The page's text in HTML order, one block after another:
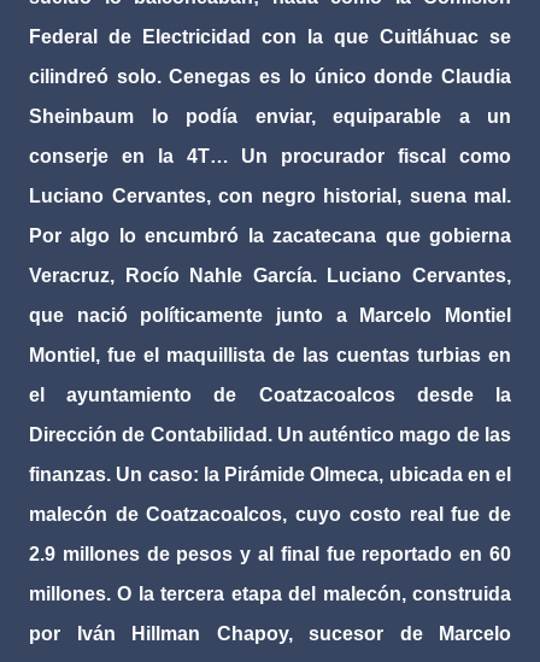
Federal de Electricidad con la que Cuitláhuac se
cilindreó solo. Cenegas es lo único donde Claudia
Sheinbaum lo podía enviar, equiparable a un
conserje en la 4T… Un procurador fiscal como
Luciano Cervantes, con negro historial, suena mal.
Por algo lo encumbró la zacatecana que gobierna
Veracruz, Rocío Nahle García. Luciano Cervantes,
que nació políticamente junto a Marcelo Montiel
Montiel, fue el maquillista de las cuentas turbias en
el ayuntamiento de Coatzacoalcos desde la
Dirección de Contabilidad. Un auténtico mago de las
finanzas. Un caso: la Pirámide Olmeca, ubicada en el
malecón de Coatzacoalcos, cuyo costo real fue de
2.9 millones de pesos y al final fue reportado en 60
millones. O la tercera etapa del malecón, construida
por Iván Hillman Chapoy, sucesor de Marcelo